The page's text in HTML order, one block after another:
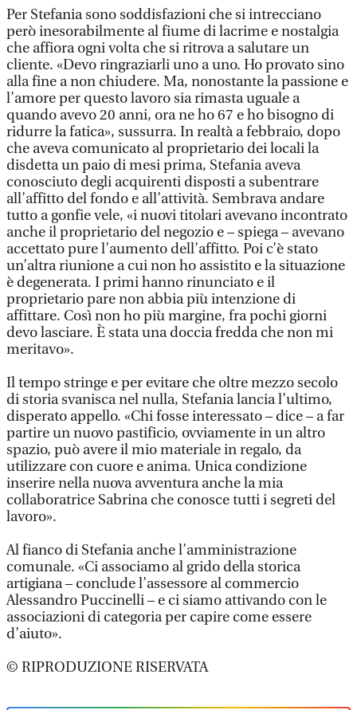
Per Stefania sono soddisfazioni che si intrecciano
però inesorabilmente al fiume di lacrime e nostalgia
che affiora ogni volta che si ritrova a salutare un
cliente. «Devo ringraziarli uno a uno. Ho provato sino
alla fine a non chiudere. Ma, nonostante la passione e
l’amore per questo lavoro sia rimasta uguale a
quando avevo 20 anni, ora ne ho 67 e ho bisogno di
ridurre la fatica», sussurra. In realtà a febbraio, dopo
che aveva comunicato al proprietario dei locali la
disdetta un paio di mesi prima, Stefania aveva
conosciuto degli acquirenti disposti a subentrare
all’affitto del fondo e all’attività. Sembrava andare
tutto a gonfie vele, «i nuovi titolari avevano incontrato
anche il proprietario del negozio e – spiega – avevano
accettato pure l’aumento dell’affitto. Poi c’è stato
un’altra riunione a cui non ho assistito e la situazione
è degenerata. I primi hanno rinunciato e il
proprietario pare non abbia più intenzione di
affittare. Così non ho più margine, fra pochi giorni
devo lasciare. È stata una doccia fredda che non mi
meritavo».
Il tempo stringe e per evitare che oltre mezzo secolo
di storia svanisca nel nulla, Stefania lancia l’ultimo,
disperato appello. «Chi fosse interessato – dice – a far
partire un nuovo pastificio, ovviamente in un altro
spazio, può avere il mio materiale in regalo, da
utilizzare con cuore e anima. Unica condizione
inserire nella nuova avventura anche la mia
collaboratrice Sabrina che conosce tutti i segreti del
lavoro».
Al fianco di Stefania anche l’amministrazione
comunale. «Ci associamo al grido della storica
artigiana – conclude l’assessore al commercio
Alessandro Puccinelli – e ci siamo attivando con le
associazioni di categoria per capire come essere
d’aiuto».
© RIPRODUZIONE RISERVATA